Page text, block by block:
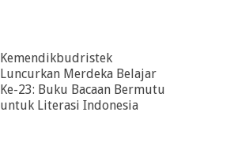
Kemendikbudristek
Luncurkan Merdeka Belajar
Ke-23: Buku Bacaan Bermutu
untuk Literasi Indonesia